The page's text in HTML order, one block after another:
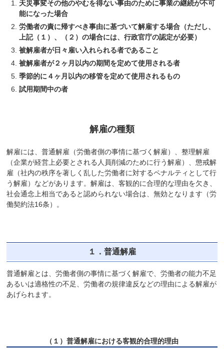
天災事変その他のやむを得ない事由のために事業の継続が不可
能になった場合
労働者の責に帰すべき事由に基づいて解雇する場合（ただし、
上記（１）、（２）の場合には、行政官庁の認定が必要）
被解雇者が日々雇い入れられる者であること
被解雇者が２ヶ月以内の期間を定めて使用される者
季節的に４ヶ月以内の移管を定めて使用されるもの
試用期間中の者
解雇の種類
解雇には、普通解雇（労働者側の事情に基づく解雇）、整理解雇
（企業が経営上必要とされる人員削減のために行う解雇）、懲戒解
雇（社内の秩序を著しく乱した労働者に対するペナルティとして行
う解雇）などがあります。解雇は、客観的に合理的な理由を欠き、
社会通念上相当であると認められない場合は、無効となります（労
働契約法16条）。
１．普通解雇
普通解雇とは、労働者側の事情に基づく解雇で、労働者の能力不足
あるいは適格性の不足、労働者の規律違反などの理由による解雇が
あげられます。
（１）普通解雇における客観的合理的理由